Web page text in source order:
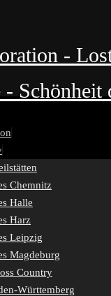
-
Schönheit
Chemnitz
Halle
Harz
Leipzig
Magdeburg
Country
Württemberg